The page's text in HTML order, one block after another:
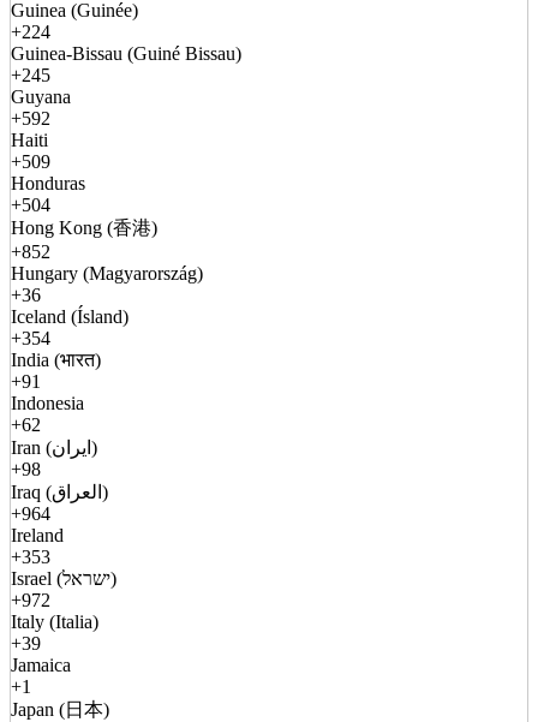
Guinea (Guinée)
+224
Guinea-Bissau (Guiné Bissau)
+245
Guyana
+592
Haiti
+509
Honduras
+504
Hong Kong (香港)
+852
Hungary (Magyarország)
+36
Iceland (Ísland)
+354
India (भारत)
+91
Indonesia
+62
Iran (ایران)
+98
Iraq (العراق)
+964
Ireland
+353
Israel (ישראל)
+972
Italy (Italia)
+39
Jamaica
+1
Japan (日本)